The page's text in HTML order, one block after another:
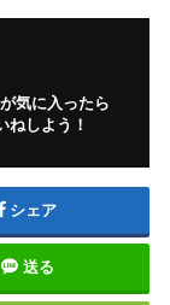
気に入ったら
ねしよう！
シェア
送る